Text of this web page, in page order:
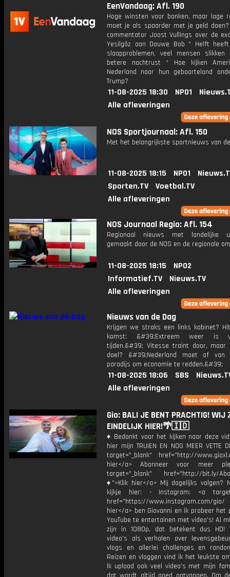
EenVandaag: Afl. 190
Hoge winsten voor banken, maar lage
moet je als spaarder met je geld
commentator Joost Vullings over de
Yesilgöz aan Douwe Bob * Helft
slaapproblemen, veel mensen
betere nachtrust * Hoe kijken
Nederland naar hun geboorteland
Trump?
11-08-2025 18:30 NPO1
Alle afleveringen
NOS Sportjournaal: Afl. 150
Met het belangrijkste sportnieuws van
11-08-2025 18:15 NPO1
Sporten.TV
Voetbal.TV
Alle afleveringen
NOS Journaal Regio: Afl. 154
Regionaal nieuws met landelijke
gemaakt door de NOS en de regionale
11-08-2025 18:15
NPO2
Informatief.TV
Nieuws.TV
Alle afleveringen
Nieuws van de Dag
Krijgen we straks een links kabinet?
komst: &#39;Extreem weer is
tijden.&#39; Vitesse traint door, maar
doel? &#39;Nederland moet af van
paradijs om economie te redden.&#39;
11-08-2025 18:06 SBS
Alle afleveringen
Gio: BALI JE BENT PRACHTIG! WIJ
EINDELIJK HIER!🌴🇮🇩
♦ Bedankt voor het kijken naar deze
hier mijn TRUIEN EN NOG MEER VETTE
target="_blank" href="http://
hier</a> Abonneer voor meer
target="_blank" href="http://bit.ly/
♦">Klik hier</a> Mij dagelijks volgen?
kijkje hier: - Instagram: <a
href="https://www.instagram.com/
hier</a> ben Giovanni en ik probeer het
YouTube te entertainen met video's! Al
zijn in 1080p, dat betekent dus HD!
video's als verhalen over
vlogs en allerlei challenges en
Reizen en vloggen vind ik het leukste
Ik upload ook veel video's met mijn